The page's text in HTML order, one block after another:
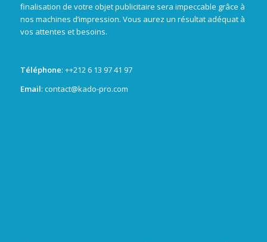
finalisation de votre objet publicitaire sera impeccable grâce à
nos machines d’impression. Vous aurez un résultat adéquat à
vos attentes et besoins.
Téléphone: ++212 6 13 97 41 97
Email: contact@kado-pro.com